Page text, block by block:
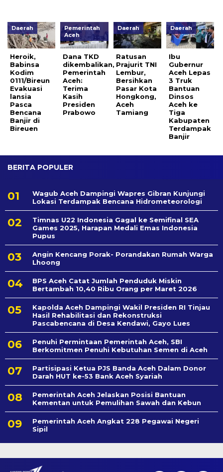
Daerah
Heroik,
Babinsa
Kodim
0111/Bireun
Evakuasi
lansia
Pasca
Bencana
Banjir di
Bireuen
Pemerintah
Aceh
Dana TKD
dikembalikan,
Pemerintah
Aceh:
Terima
Kasih
Presiden
Prabowo
Daerah
Ratusan
Prajurit TNI
Lembur,
Bersihkan
Pasar Kota
Hongkong,
Aceh
Tamiang
Daerah
Ibu
Gubernur
Aceh Lepas
3 Truk
Bantuan
Dinsos
Aceh ke
Tiga
Kabupaten
Terdampak
Banjir
BERITA POPULER
Wagub Aceh Dampingi Wapres Gibran Kunjungi
Lokasi Terdampak Bencana Hidrometeorologi
Timnas U22 Indonesia Gagal ke Semifinal SEA
Games 2025, Harapan Medali Emas Indonesia
Pupus
Angin Kencang Porak- Porandakan Rumah Warga
Lhoong
BPS Aceh Catat Jumlah Penduduk Miskin
Bertambah 10,40 Ribu Orang per Maret 2026
Kapolda Aceh Dampingi Wakil Presiden RI Tinjau
Hasil Rehabilitasi dan Rekonstruksi
Pascabencana di Desa Kendawi, Gayo Lues
Penuhi Permintaan Pemerintah Aceh, SBI
Berkomitmen Penuhi Kebutuhan Semen di Aceh
Partisipasi Ketua PJS Banda Aceh Dalam Donor
Darah HUT ke-53 Bank Aceh Syariah
Pemerintah Aceh Jelaskan Posisi Bantuan
Kementan untuk Pemulihan Sawah dan Kebun
Pemerintah Aceh Angkat 228 Pegawai Negeri
Sipil